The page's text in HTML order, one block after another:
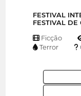
FESTIVAL
FESTIVAL DE
Ficção
Terror